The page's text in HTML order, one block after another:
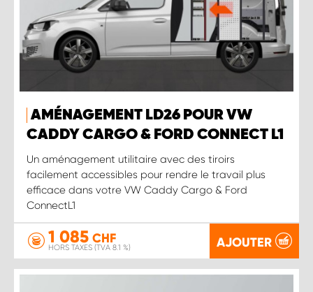
AMÉNAGEMENT LD26 POUR VW
CADDY CARGO & FORD CONNECT L1
Un aménagement utilitaire avec des tiroirs
facilement accessibles pour rendre le travail plus
efficace dans votre VW Caddy Cargo & Ford
ConnectL1
1 085 CHF
HORS TAXES (TVA 8.1 %) AJOUTER